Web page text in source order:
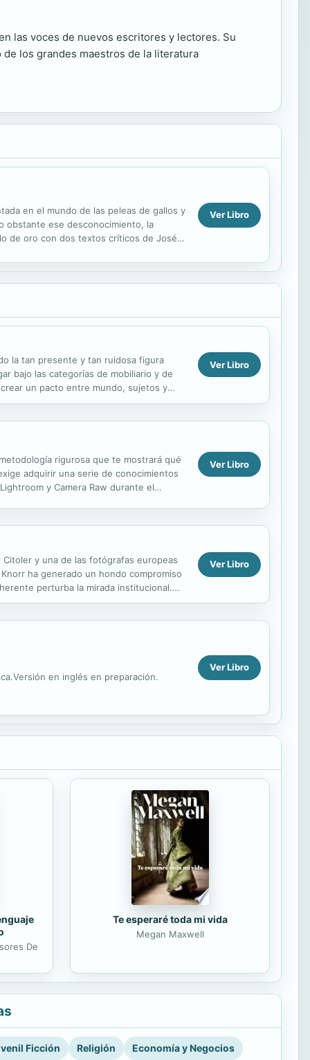
las voces de nuevos escritores y lectores. Su
los grandes maestros de la literatura
en el mundo de las peleas de gallos y
obstante ese desconocimiento, la
de oro con dos textos críticos de José
Ver Libro
la tan presente y tan ruidosa figura
bajo las categorías de mobiliario y de
un pacto entre mundo, sujetos y
Ver Libro
rigurosa que te mostrará qué
adquirir una serie de conocimientos
y Camera Raw durante el
Ver Libro
y una de las fotógrafas europeas
ha generado un hondo compromiso
perturba la mirada institucional.
Ver Libro
en inglés en preparación.
Ver Libro
De
Te esperaré toda mi vida
Megan Maxwell
Ficción Religión Economía y Negocios